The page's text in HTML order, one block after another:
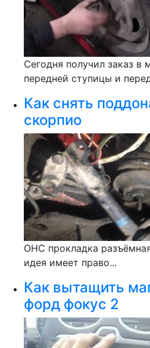
Сегодня получил заказ в
передней ступицы и
Как снять
скорпио
ОНС прокладка
идея имеет право...
Как вытащить
форд фокус 2